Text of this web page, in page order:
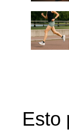
Esto